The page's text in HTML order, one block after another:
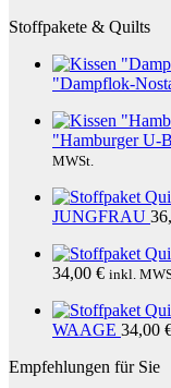
Stoffpakete & Quilts
"Dampflok-
"Hamburger U-
MWSt.
JUNGFRAU
34,00 € inkl.
WAAGE 34,00
Empfehlungen für Sie